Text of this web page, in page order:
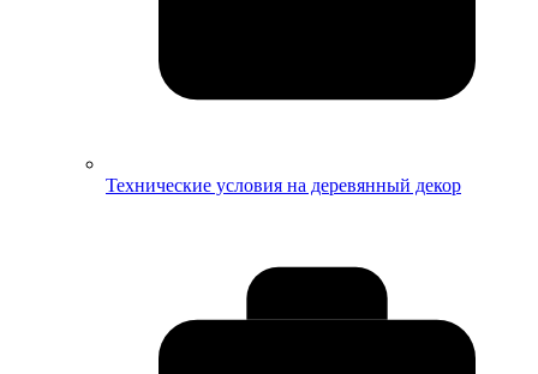
Технические условия на деревянный декор